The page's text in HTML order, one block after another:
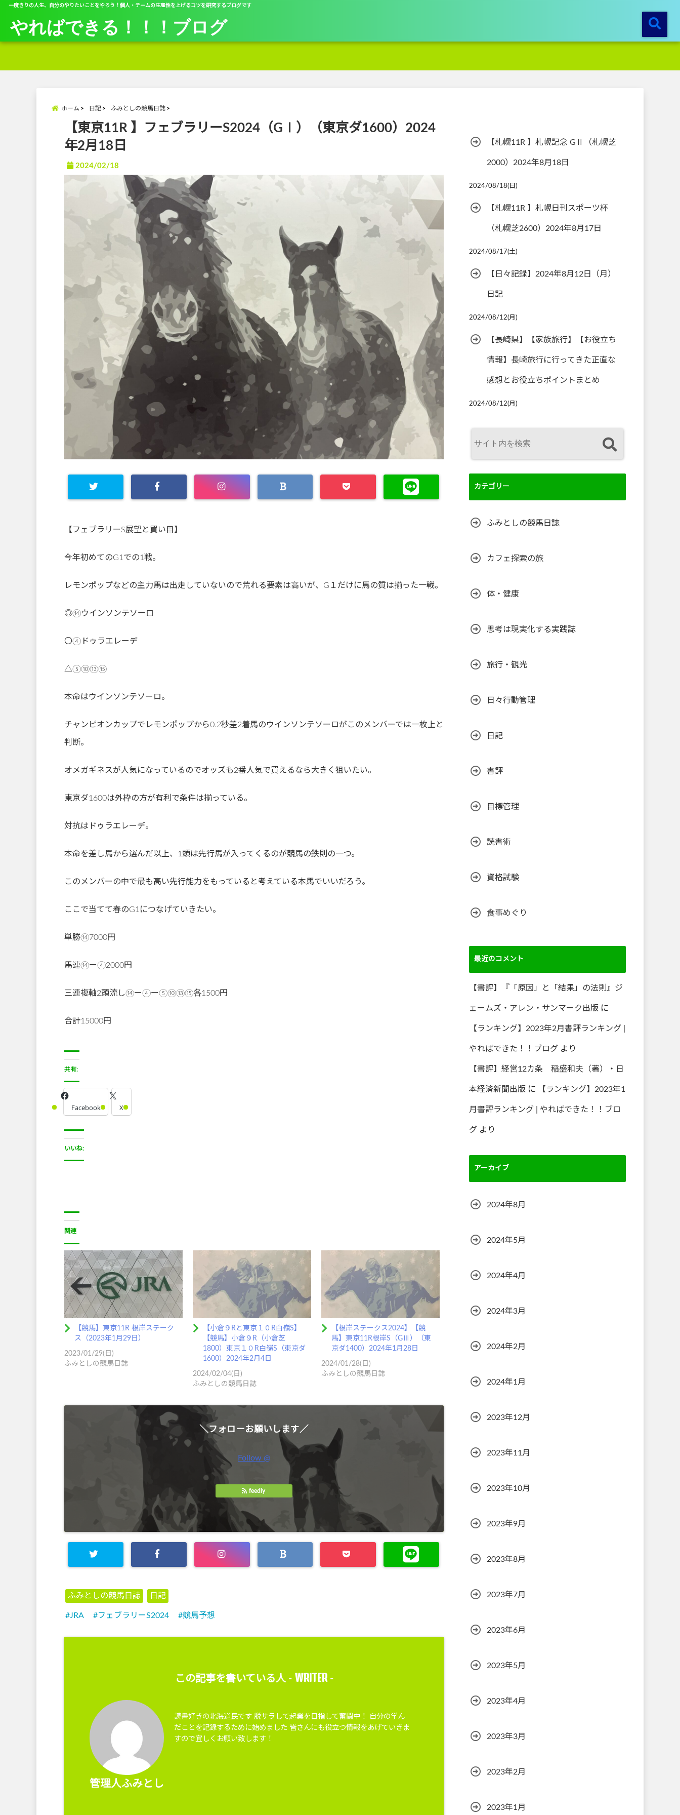
一度きりの人生、自分のやりたいことをやろう！個人・チームの生産性を上げるコツを研究するブログです
やればできる！！！ブログ
ホーム 日記 ふみとしの競馬日誌
【東京11R 】フェブラリーS2024（GⅠ）（東京ダ1600）2024
年2月18日
2024/02/18
【フェブラリーS展望と買い目】
今年初めてのG1での1戦。
レモンポップなどの主力馬は出走していないので荒れる要素は高いが、G１だけに馬の質は揃った一戦。
◎⑭ウインソンテソーロ
〇④ドゥラエレーデ
△⑤⑩⑬⑮
本命はウインソンテソーロ。
チャンピオンカップでレモンポップから0.2秒差2着馬のウインソンテソーロがこのメンバーでは一枚上と
判断。
オメガギネスが人気になっているのでオッズも2番人気で買えるなら大きく狙いたい。
東京ダ1600は外枠の方が有利で条件は揃っている。
対抗はドゥラエレーデ。
本命を差し馬から選んだ以上、1頭は先行馬が入ってくるのが競馬の鉄則の一つ。
このメンバーの中で最も高い先行能力をもっていると考えている本馬でいいだろう。
ここで当てて春のG1につなげていきたい。
単勝⑭7000円
馬連⑭ー④2000円
三連複軸2頭流し⑭ー④ー⑤⑩⑬⑮各1500円
合計15000円
共有:
Facebook X
いいね:
関連
【競馬】東京11R 根岸ステーク
ス（2023年1月29日）
2023/01/29(日)
ふみとしの競馬日誌
【小倉９Rと東京１０R白嶺S】
【競馬】小倉９R（小倉芝
1800）東京１０R白嶺S（東京ダ
1600）2024年2月4日
2024/02/04(日)
ふみとしの競馬日誌
【根岸ステークス2024】【競
馬】東京11R根岸S（GⅢ）（東
京ダ1400）2024年1月28日
2024/01/28(日)
ふみとしの競馬日誌
＼フォローお願いします／
Follow @
feedly
ふみとしの競馬日誌 日記
JRA フェブラリーS2024 競馬予想
この記事を書いている人 - WRITER-
管理人ふみとし
読書好きの北海道民です 脱サラして起業を目指して奮闘中！ 自分の学ん
だことを記録するために始めました 皆さんにも役立つ情報をあげていきま
すので宜しくお願い致します！
【札幌11R 】札幌記念 GⅡ（札幌芝
2000）2024年8月18日
2024/08/18(日)
【札幌11R 】札幌日刊スポーツ杯
（札幌芝2600）2024年8月17日
2024/08/17(土)
【日々記録】2024年8月12日（月）
日記
2024/08/12(月)
【長崎県】【家族旅行】【お役立ち
情報】長崎旅行に行ってきた正直な
感想とお役立ちポイントまとめ
2024/08/12(月)
カテゴリー
ふみとしの競馬日誌
カフェ探索の旅
体・健康
思考は現実化する実践誌
旅行・観光
日々行動管理
日記
書評
目標管理
読書術
資格試験
食事めぐり
最近のコメント
【書評】『「原因」と「結果」の法則』ジ
ェームズ・アレン・サンマーク出版 に
【ランキング】2023年2月書評ランキング |
やればできた！！ブログ より
【書評】経営12カ条 稲盛和夫（著）・日
本経済新聞出版 に 【ランキング】2023年1
月書評ランキング | やればできた！！ブロ
グ より
アーカイブ
2024年8月
2024年5月
2024年4月
2024年3月
2024年2月
2024年1月
2023年12月
2023年11月
2023年10月
2023年9月
2023年8月
2023年7月
2023年6月
2023年5月
2023年4月
2023年3月
2023年2月
2023年1月